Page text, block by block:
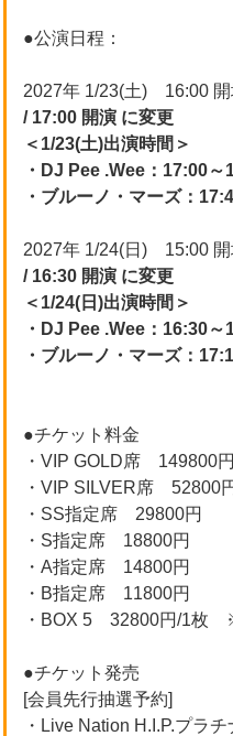
●公演日程：
2027年 1/23(土) 16:00
/ 17:00 開演 に変更
＜1/23(土)出演時間＞
・DJ Pee .Wee：17:00～
・ブルーノ・マーズ：
2027年 1/24(日) 15:00
/ 16:30 開演 に変更
＜1/24(日)出演時間＞
・DJ Pee .Wee：16:30～
・ブルーノ・マーズ：
●チケット料金
・VIP GOLD席 149800円
・VIP SILVER席 52800
・SS指定席 29800円
・S指定席 18800円
・A指定席 14800円
・B指定席 11800円
・BOX 5 32800円/1枚
●チケット発売
[会員先行抽選予約]
・Live Nation H.I.P.プラチ